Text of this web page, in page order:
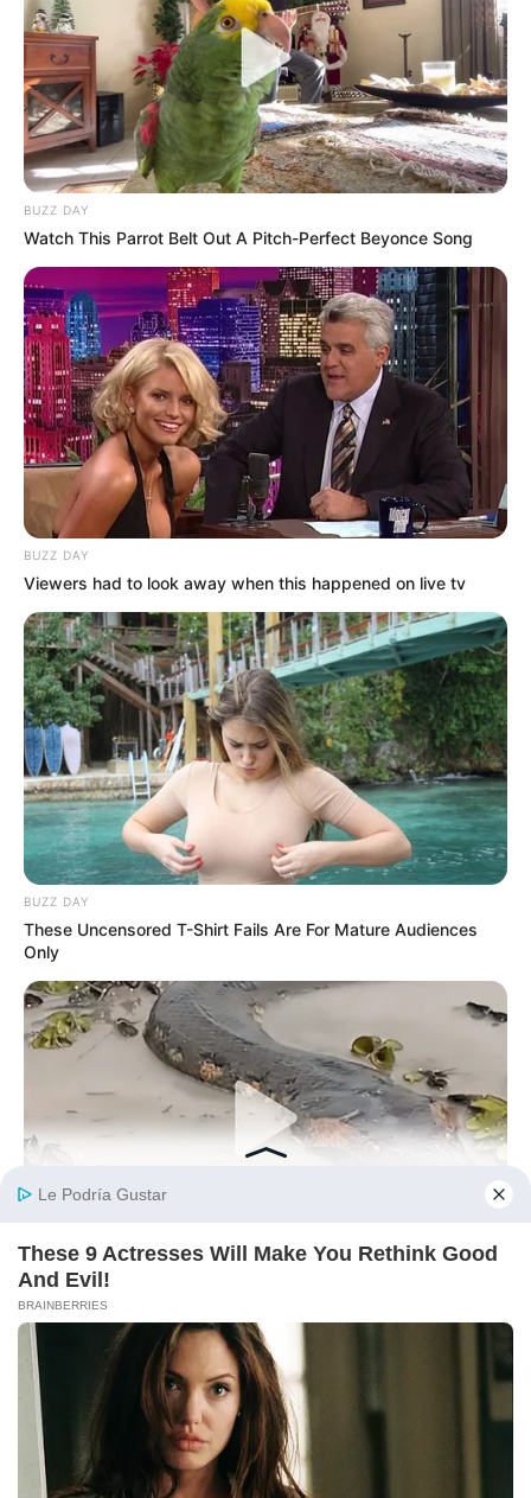
BUZZ DAY
Watch This Parrot Belt Out A Pitch-Perfect Beyonce Song
BUZZ DAY
Viewers had to look away when this happened on live tv
BUZZ DAY
These Uncensored T-Shirt Fails Are For Mature Audiences
Only
BUZZ DAY
A Giant Columbian Anaconda Was Finally Caught On Camera!